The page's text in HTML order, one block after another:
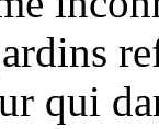
qui